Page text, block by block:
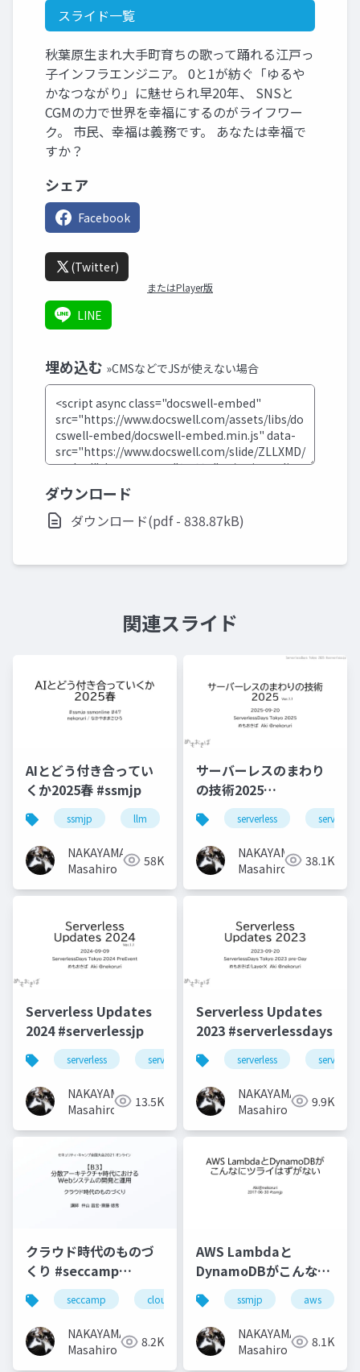
スライド一覧
秋葉原生まれ大手町育ちの歌って踊れる江戸っ
子インフラエンジニア。 0と1が紡ぐ「ゆるや
かなつながり」に魅せられ早20年、 SNSと
CGMの力で世界を幸福にするのがライフワー
ク。 市民、幸福は義務です。 あなたは幸福で
すか？
シェア
Facebook
(Twitter)
またはPlayer版
LINE
埋め込む »CMSなどでJSが使えない場合
ダウンロード
ダウンロード(pdf - 838.87kB)
関連スライド
AIとどう付き合ってい
くか2025春 #ssmjp
ssmjp llm
NAKAYAMA
Masahiro
58K
サーバーレスのまわり
の技術2025
#serverlessjp
serverless
NAKAYAMA
Masahiro
38.1K
Serverless Updates
2024 #serverlessjp
serverless serverlessjp
NAKAYAMA
Masahiro
13.5K
Serverless Updates
2023 #serverlessdays
serverless
NAKAYAMA
Masahiro
9.9K
クラウド時代のものづ
くり #seccamp
#seccamp2021b3
seccamp cloud
NAKAYAMA
Masahiro
8.2K
AWS Lambdaと
DynamoDBがこんなに
ツライはずがない
#ssmjp
ssmjp aws
NAKAYAMA
Masahiro
8.1K